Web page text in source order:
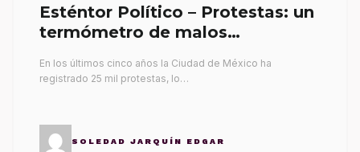
Esténtor Político – Protestas: un
termómetro de malos
En los últimos cinco años la Ciudad de México ha
registrado 25 mil protestas, lo…
SOLEDAD JARQUÍN EDGAR